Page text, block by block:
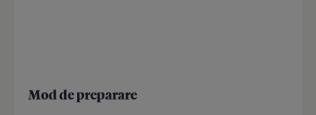
Mod de preparare